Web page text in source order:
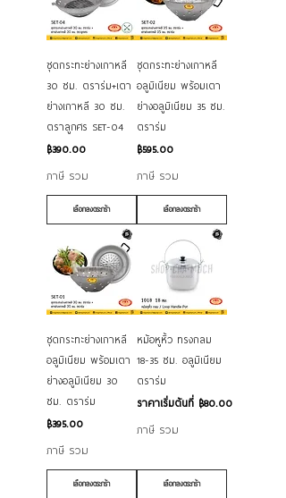
ชุดกระทะย่างเกาหลี
30 ซม. ตราร่ม+เตา
ย่างเกาหลี 30 ซม.
ตราลูกศร SET-04
ราคา
฿390.00
ภาษี รวม
เลือกลงตระกร้า
ชุดกระทะย่างเกาหลี
อลูมิเนียม พร้อมเตา
ย่างอลูมิเนียม 35 ซม.
ตราร่ม
ราคา
฿595.00
ภาษี รวม
เลือกลงตระกร้า
ชุดกระทะย่างเกาหลี
อลูมิเนียม พร้อมเตา
ย่างอลูมิเนียม 30
ซม. ตราร่ม
ราคา
฿395.00
ภาษี รวม
เลือกลงตระกร้า
หม้อหูหิ้ว ทรงกลม
18-35 ซม. อลูมิเนียม
ตราร่ม
ราคาเริ่มต้นที่ ฿80.00
ราคาขายลด
ภาษี รวม
เลือกลงตระกร้า